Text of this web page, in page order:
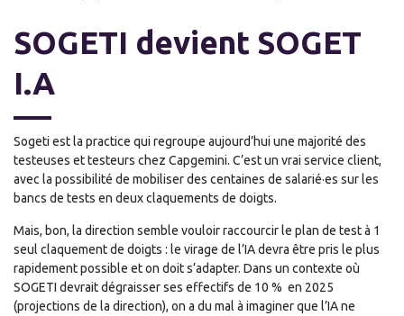
SOGETI devient SOGET
I.A
Sogeti est la practice qui regroupe aujourd’hui une majorité des
testeuses et testeurs chez Capgemini. C’est un vrai service client,
avec la possibilité de mobiliser des centaines de salarié·es sur les
bancs de tests en deux claquements de doigts.
Mais, bon, la direction semble vouloir raccourcir le plan de test à 1
seul claquement de doigts : le virage de l’IA devra être pris le plus
rapidement possible et on doit s’adapter. Dans un contexte où
SOGETI devrait dégraisser ses effectifs de 10 % en 2025
(projections de la direction), on a du mal à imaginer que l’IA ne